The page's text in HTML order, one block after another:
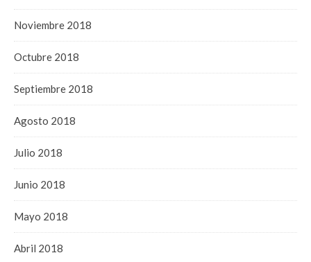
Noviembre 2018
Octubre 2018
Septiembre 2018
Agosto 2018
Julio 2018
Junio 2018
Mayo 2018
Abril 2018